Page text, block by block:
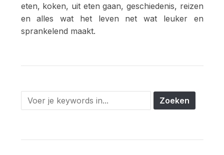
eten, koken, uit eten gaan, geschiedenis, reizen
en alles wat het leven net wat leuker en
sprankelend maakt.